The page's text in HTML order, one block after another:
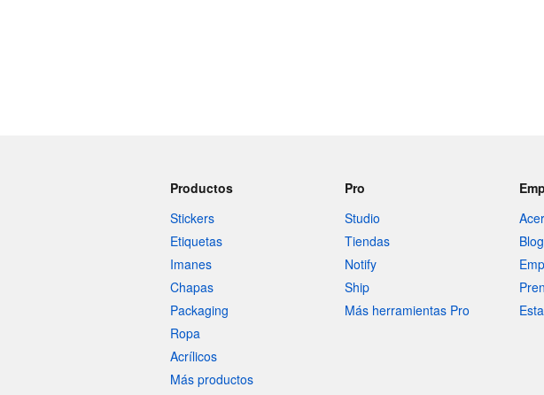
Productos
Stickers
Etiquetas
Imanes
Chapas
Packaging
Ropa
Acrílicos
Más productos
Pro
Studio
Tiendas
Notify
Ship
Más herramientas Pro
Blog